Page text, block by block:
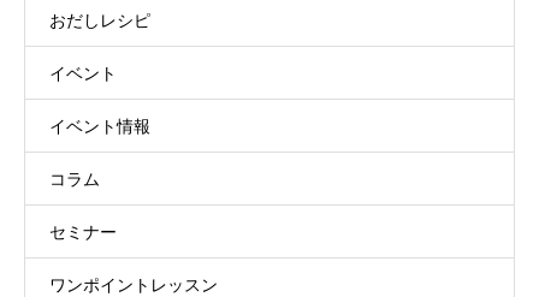
おだしレシピ
イベント
イベント情報
コラム
セミナー
ワンポイントレッスン